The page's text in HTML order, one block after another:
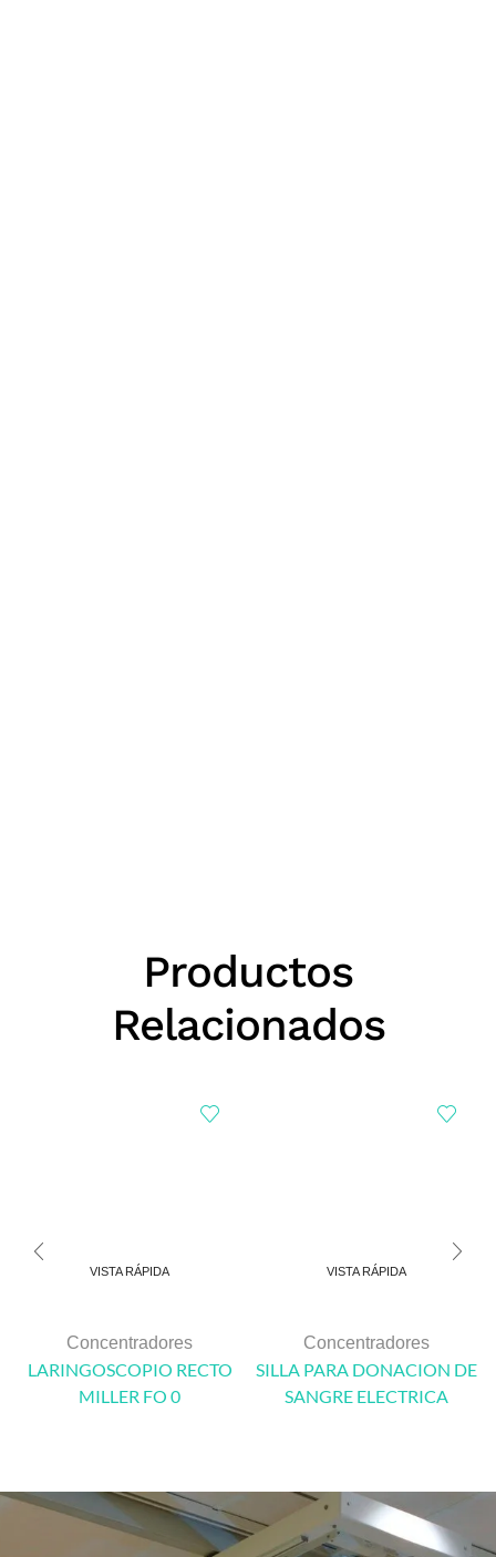
Productos
Relacionados
VISTA RÁPIDA
Concentradores
LARINGOSCOPIO RECTO
MILLER FO 0
VISTA RÁPIDA
Concentradores
SILLA PARA DONACION DE
SANGRE ELECTRICA